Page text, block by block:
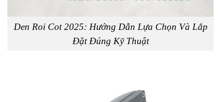
Den Roi Cot 2025: Hướng Dẫn Lựa Chọn Và Lắp
Đặt Đúng Kỹ Thuật